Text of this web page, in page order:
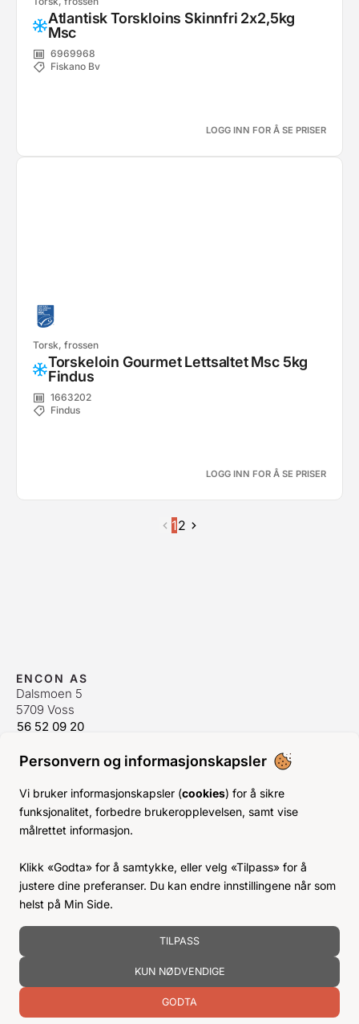
Personvern og informasjonskapsler
Vi bruker informasjonskapsler (cookies) for å sikre
funksjonalitet, forbedre brukeropplevelsen, samt vise
målrettet informasjon.
Klikk «Godta» for å samtykke, eller velg «Tilpass» for å
justere dine preferanser. Du kan endre innstillingene når som
helst på Min Side.
TILPASS
KUN NØDVENDIGE
GODTA
Atlantisk Torskloins Skinnfri 2x2,5kg
Msc
6969968
Fiskano Bv
LOGG INN FOR Å SE PRISER
Torsk, frossen
Torskeloin Gourmet Lettsaltet Msc 5kg
Findus
1663202
Findus
LOGG INN FOR Å SE PRISER
12
ENCON AS
Dalsmoen 5
5709 Voss
56 52 09 20
ÅPNINGSTIDER ORDREKONTOR
Man-Fre:08–16
Lør-Søn: Stengt
Helligdager:Stengt
KJØPSVILKÅR
BLI KUNDE